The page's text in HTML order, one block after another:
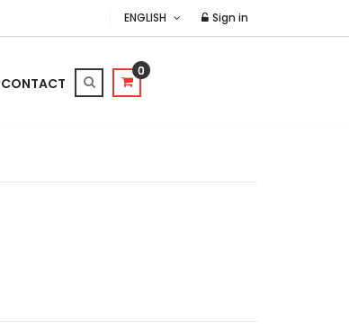
ENGLISH Sign in
CONTACT
0